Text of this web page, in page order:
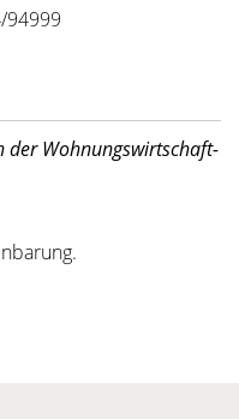
94999
der Wohnungswirtschaft-